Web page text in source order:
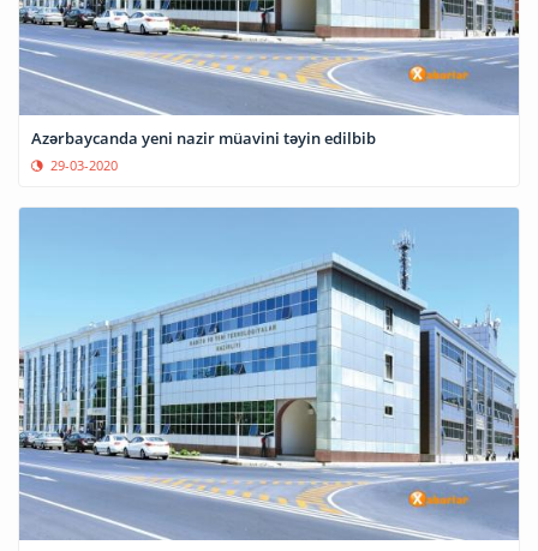
Azərbaycanda yeni nazir müavini təyin edilbib
29-03-2020